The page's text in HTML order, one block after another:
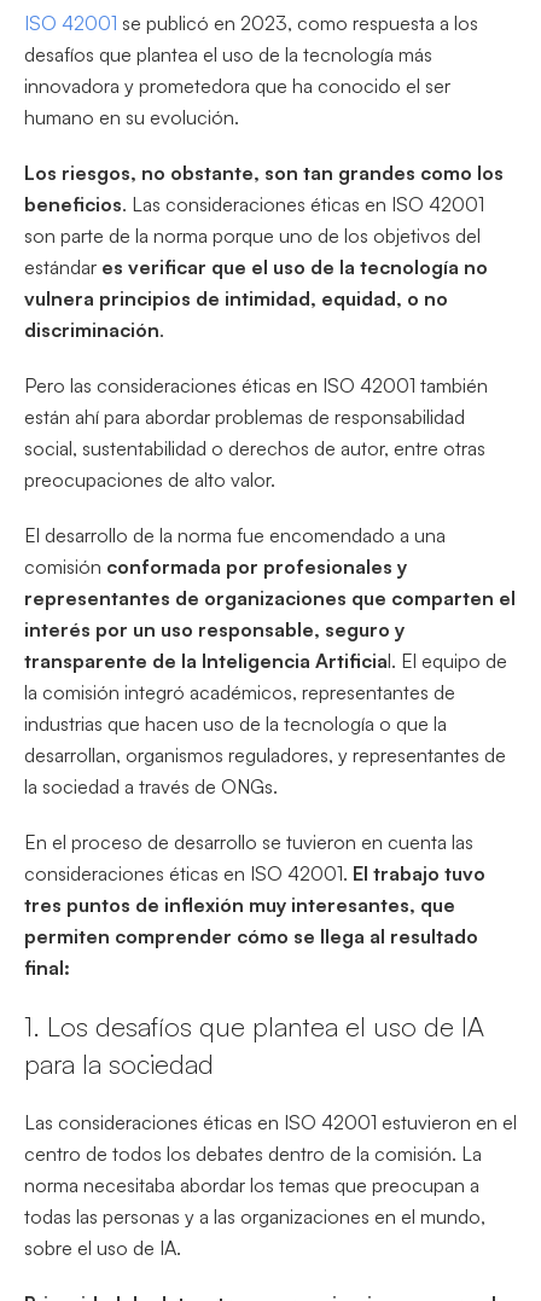
ISO 42001 se publicó en 2023, como respuesta a los
desafíos que plantea el uso de la tecnología más
innovadora y prometedora que ha conocido el ser
humano en su evolución.
Los riesgos, no obstante, son tan grandes como los
beneficios. Las consideraciones éticas en ISO 42001
son parte de la norma porque uno de los objetivos del
estándar es verificar que el uso de la tecnología no
vulnera principios de intimidad, equidad, o no
discriminación.
Pero las consideraciones éticas en ISO 42001 también
están ahí para abordar problemas de responsabilidad
social, sustentabilidad o derechos de autor, entre otras
preocupaciones de alto valor.
El desarrollo de la norma fue encomendado a una
comisión conformada por profesionales y
representantes de organizaciones que comparten el
interés por un uso responsable, seguro y
transparente de la Inteligencia Artificial. El equipo de
la comisión integró académicos, representantes de
industrias que hacen uso de la tecnología o que la
desarrollan, organismos reguladores, y representantes de
la sociedad a través de ONGs.
En el proceso de desarrollo se tuvieron en cuenta las
consideraciones éticas en ISO 42001. El trabajo tuvo
tres puntos de inflexión muy interesantes, que
permiten comprender cómo se llega al resultado
final:
1. Los desafíos que plantea el uso de IA
para la sociedad
Las consideraciones éticas en ISO 42001 estuvieron en el
centro de todos los debates dentro de la comisión. La
norma necesitaba abordar los temas que preocupan a
todas las personas y a las organizaciones en el mundo,
sobre el uso de IA.